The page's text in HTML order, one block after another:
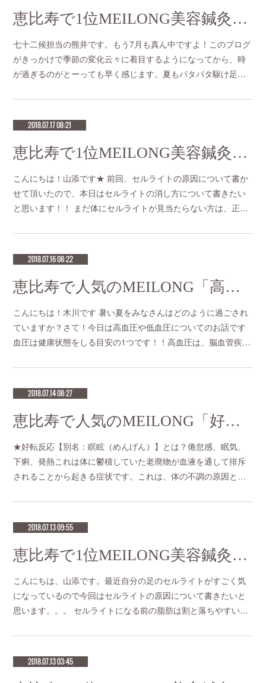
恵比寿で1位MEILONG美容鍼灸「7月17日～21日 鷹乃学を習う」
七十二候担当の熊井です。もう7月も真ん中ですよ！このブログ
がきっかけで季節の変化云々に着目するようになってから、時
が過ぎるのがとーっても早く感じます。夏もパタパタ駆け足…
2018.07.17 08:21
恵比寿で1位MEILONG美容鍼灸「セルライト消し方」
こんにちは！山添です★ 前回、セルライトの原因について書か
せて頂いたので、本日はセルライトの消し方について書きたい
と思います！！ まだ体にセルライトが見当たらない方は、正…
2018.07.16 08:22
恵比寿で人気のMEILONG「高血圧＆低血圧を体質から改善！」
こんにちは！木川です 暑い夏をみなさんはどのように過ごされ
ていますか？さて！今日は高血圧や低血圧についてのお話です
血圧は健康状態をしる目安の1つです！！高血圧は、脳血管疾…
2018.07.14 08:27
恵比寿で人気のMEILONG「好転反応」
★好転反応【別名：瞑眩（めんげん）】とは？倦怠感、眠気、
下痢、発熱これは体に鬱積していた老廃物が血液を通して排斥
されることから起きる症状です。これは、体の不調の原因と…
2018.07.13 09:55
恵比寿で1位MEILONG美容鍼灸「セルライト」
こんにちは、山添です。最近自分の足のセルライトがすごく気
になっているので今回はセルライトの原因について書きたいと
思います。。。 セルライトになる前の脂肪は割と落ちやすい…
2018.07.13 03:45